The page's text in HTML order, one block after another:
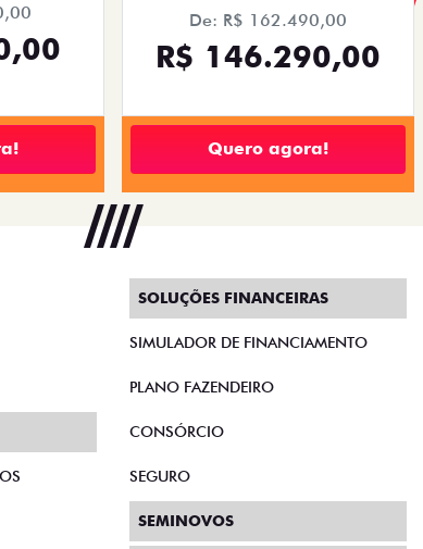
De: R$ 162.490,00
R$ 146.290,00
Quero agora!
SOLUÇÕES FINANCEIRAS
SIMULADOR DE FINANCIAMENTO
PLANO FAZENDEIRO
CONSÓRCIO
SEGURO
SEMINOVOS